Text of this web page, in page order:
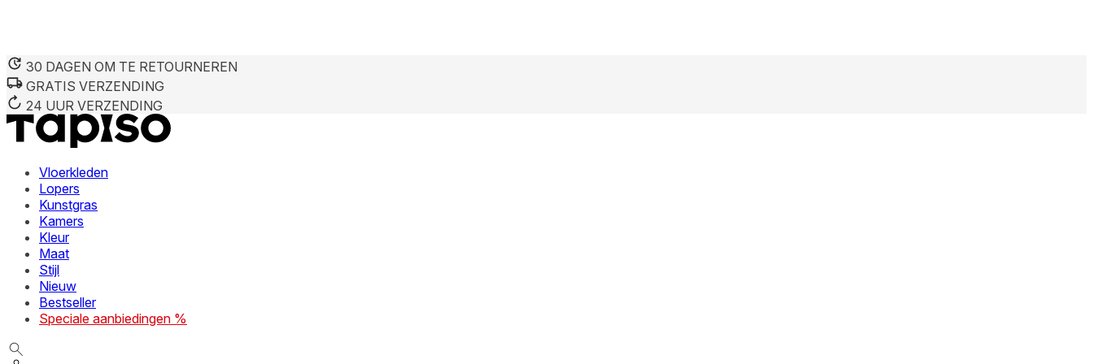
30 DAGEN OM TE RETOURNEREN
GRATIS VERZENDING
24 UUR VERZENDING
Vloerkleden
Lopers
Kunstgras
Kamers
Kleur
Maat
Stijl
Nieuw
Bestseller
Speciale aanbiedingen %